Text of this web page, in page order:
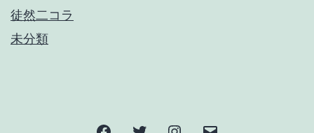
徒然二コラ
未分類
FacebookTwitter Instagram